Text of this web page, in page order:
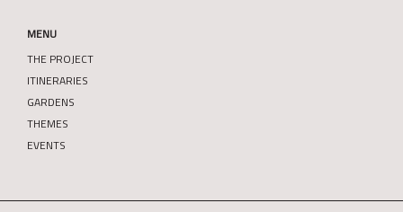
MENU
THE PROJECT
ITINERARIES
GARDENS
THEMES
EVENTS